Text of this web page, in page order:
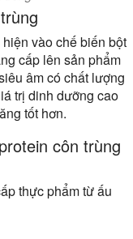
vào chế biến bột
cấp lên sản phẩm
âm có chất lượng
trị dinh dưỡng cao
tốt hơn.
côn trùng
thực phẩm từ ấu